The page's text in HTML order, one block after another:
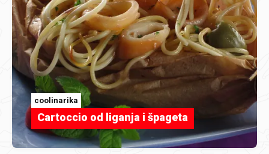
coolinarika
Cartoccio od liganja i špageta